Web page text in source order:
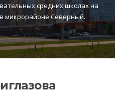
средних школах на
микрорайоне Северный.